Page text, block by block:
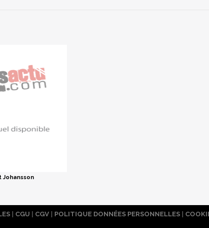
Johansson
CGU CGV POLITIQUE DONNÉES PERSONNELLES